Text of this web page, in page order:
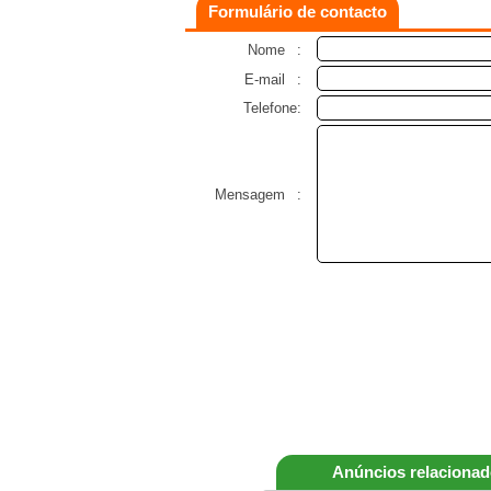
Formulário de contacto
Nome
:
E-mail
:
Telefone:
Mensagem :
Anúncios